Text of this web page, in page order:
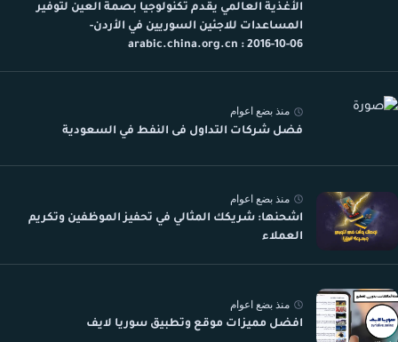
الأغذية العالمي يقدم تكنولوجيا بصمة العين لتوفير
المساعدات للاجئين السوريين في الأردن-
arabic.china.org.cn : 2016-10-06
منذ بضع اعوام
فضل شركات التداول فى النفط في السعودية
منذ بضع اعوام
اشحنها: شريكك المثالي في تحفيز الموظفين وتكريم
العملاء
منذ بضع اعوام
افضل مميزات موقع وتطبيق سوريا لايف